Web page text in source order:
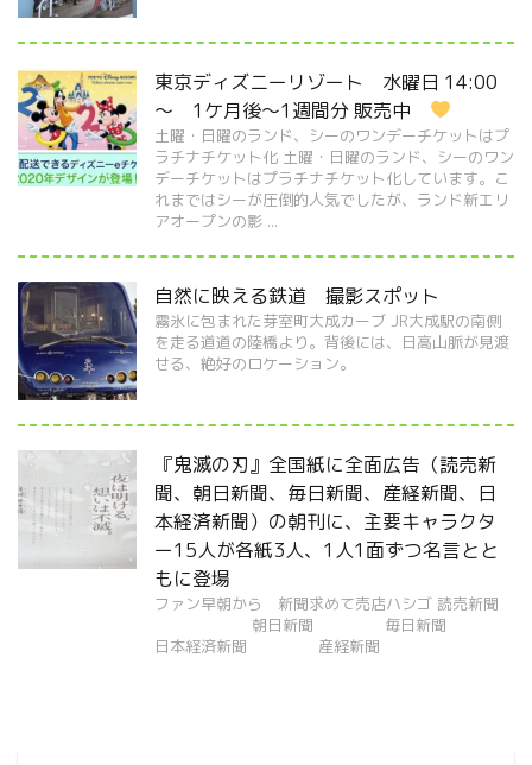
東京ディズニーリゾート 水曜日 14:00
～ 1ケ月後～1週間分 販売中
土曜・日曜のランド、シーのワンデーチケットはプ
ラチナチケット化 土曜・日曜のランド、シーのワン
デーチケットはプラチナチケット化しています。こ
れまではシーが圧倒的人気でしたが、ランド新エリ
アオープンの影 ...
自然に映える鉄道 撮影スポット
霧氷に包まれた芽室町大成カーブ JR大成駅の南側
を走る道道の陸橋より。背後には、日高山脈が見渡
せる、絶好のロケーション。
『鬼滅の刃』全国紙に全面広告（読売新
聞、朝日新聞、毎日新聞、産経新聞、日
本経済新聞）の朝刊に、主要キャラクタ
ー15人が各紙3人、1人1面ずつ名言とと
もに登場
ファン早朝から 新聞求めて売店ハシゴ 読売新聞
朝日新聞 毎日新聞
日本経済新聞 産経新聞